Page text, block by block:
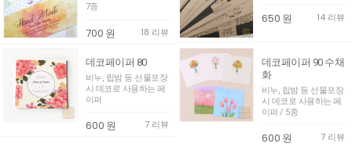
7종
700 원 18 리뷰
650 원 14 리뷰
데코페이퍼 80
비누, 립밤 등 선물포장
시 데코로 사용하는 페
이퍼
600 원 7 리뷰
데코페이퍼 90 수채
화
비누, 립밤 등 선물포장
시 데코로 사용하는 페
이퍼 / 5종
600 원 7 리뷰